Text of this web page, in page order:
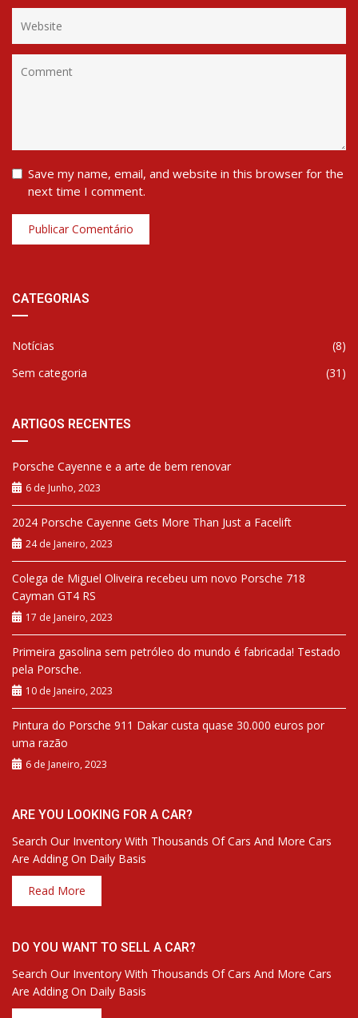
Save my name, email, and website in this browser for the
next time I comment.
CATEGORIAS
Notícias
(8)
Sem categoria
(31)
ARTIGOS RECENTES
Porsche Cayenne e a arte de bem renovar
6 de Junho, 2023
2024 Porsche Cayenne Gets More Than Just a Facelift
24 de Janeiro, 2023
Colega de Miguel Oliveira recebeu um novo Porsche 718
Cayman GT4 RS
17 de Janeiro, 2023
Primeira gasolina sem petróleo do mundo é fabricada! Testado
pela Porsche.
10 de Janeiro, 2023
Pintura do Porsche 911 Dakar custa quase 30.000 euros por
uma razão
6 de Janeiro, 2023
ARE YOU LOOKING FOR A CAR?
Search Our Inventory With Thousands Of Cars And More Cars
Are Adding On Daily Basis
Read More
DO YOU WANT TO SELL A CAR?
Search Our Inventory With Thousands Of Cars And More Cars
Are Adding On Daily Basis